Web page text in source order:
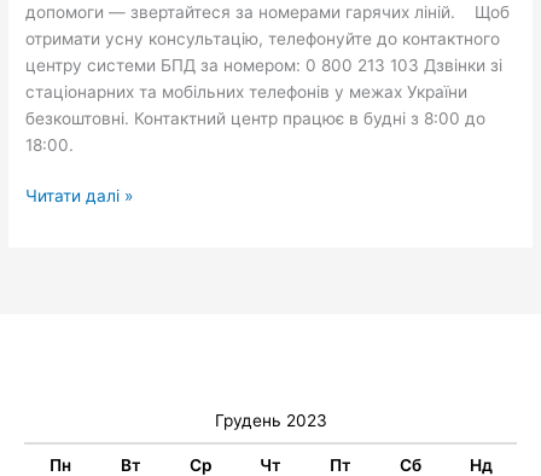
допомоги — звертайтеся за номерами гарячих ліній. Щоб
отримати усну консультацію, телефонуйте до контактного
центру системи БПД за номером: 0 800 213 103 Дзвінки зі
стаціонарних та мобільних телефонів у межах України
безкоштовні. Контактний центр працює в будні з 8:00 до
18:00.
Читати далі »
Грудень 2023
Пн Вт Ср Чт Пт Сб Нд